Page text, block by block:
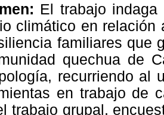
El trabajo
climático en
familiares que
quechua de
recurriendo al
en trabajo de
trabajo grupal,